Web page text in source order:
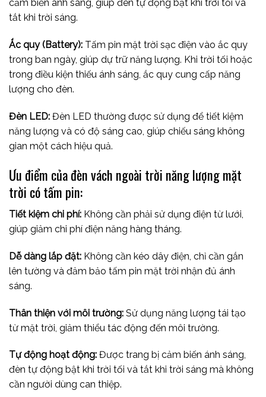
cảm biến ánh sáng, giúp đèn tự động bật khi trời tối và
tắt khi trời sáng.
Ắc quy (Battery): Tấm pin mặt trời sạc điện vào ắc quy
trong ban ngày, giúp dự trữ năng lượng. Khi trời tối hoặc
trong điều kiện thiếu ánh sáng, ắc quy cung cấp năng
lượng cho đèn.
Đèn LED: Đèn LED thường được sử dụng để tiết kiệm
năng lượng và có độ sáng cao, giúp chiếu sáng không
gian một cách hiệu quả.
Ưu điểm của đèn vách ngoài trời năng lượng mặt
trời có tấm pin:
Tiết kiệm chi phí: Không cần phải sử dụng điện từ lưới,
giúp giảm chi phí điện năng hàng tháng.
Dễ dàng lắp đặt: Không cần kéo dây điện, chỉ cần gắn
lên tường và đảm bảo tấm pin mặt trời nhận đủ ánh
sáng.
Thân thiện với môi trường: Sử dụng năng lượng tái tạo
từ mặt trời, giảm thiểu tác động đến môi trường.
Tự động hoạt động: Được trang bị cảm biến ánh sáng,
đèn tự động bật khi trời tối và tắt khi trời sáng mà không
cần người dùng can thiệp.